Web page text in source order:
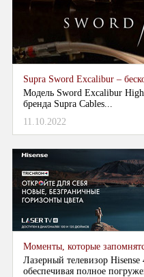
Supra Sword Excalibur –
Модель Sword Excalibur High
бренда Supra Cables...
11.10.2022
Моменты, которые
Лазерный телевизор
обеспечивая полное